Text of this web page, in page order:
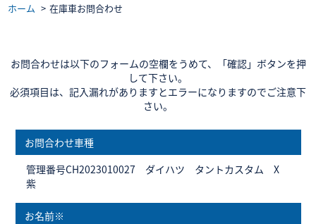
ホーム 在庫車お問合わせ
お問合わせは以下のフォームの空欄をうめて、「確認」ボタンを押
して下さい。
必須項目は、記入漏れがありますとエラーになりますのでご注意下
さい。
お問合わせ車種
管理番号CH2023010027 ダイハツ タントカスタム X
紫
お名前※